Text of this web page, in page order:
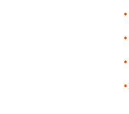
•
•
•
•